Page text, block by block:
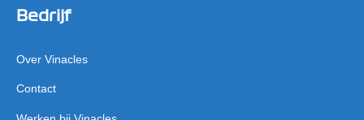
Bedrijf
Over Vinacles
Contact